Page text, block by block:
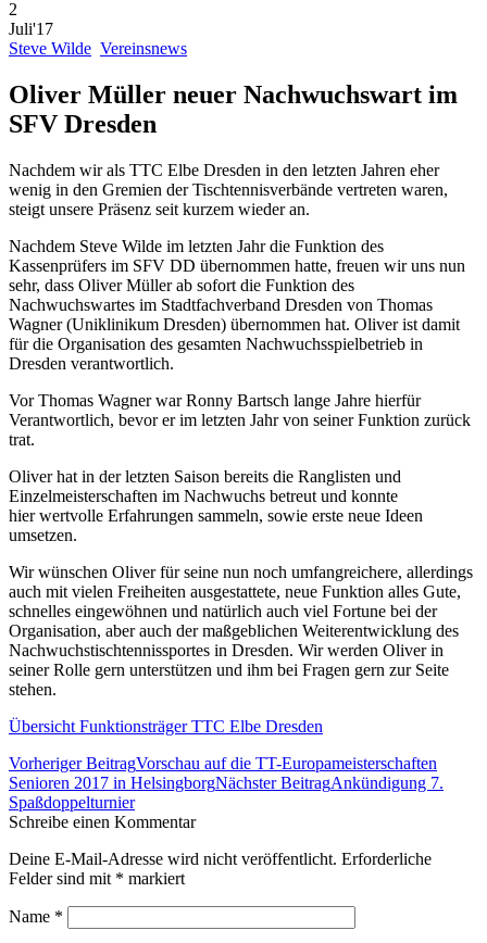
2
Juli'17
Steve Wilde Vereinsnews
Oliver Müller neuer Nachwuchswart im
SFV Dresden
Nachdem wir als TTC Elbe Dresden in den letzten Jahren eher
wenig in den Gremien der Tischtennisverbände vertreten waren,
steigt unsere Präsenz seit kurzem wieder an.
Nachdem Steve Wilde im letzten Jahr die Funktion des
Kassenprüfers im SFV DD übernommen hatte, freuen wir uns nun
sehr, dass Oliver Müller ab sofort die Funktion des
Nachwuchswartes im Stadtfachverband Dresden von Thomas
Wagner (Uniklinikum Dresden) übernommen hat. Oliver ist damit
für die Organisation des gesamten Nachwuchsspielbetrieb in
Dresden verantwortlich.
Vor Thomas Wagner war Ronny Bartsch lange Jahre hierfür
Verantwortlich, bevor er im letzten Jahr von seiner Funktion zurück
trat.
Oliver hat in der letzten Saison bereits die Ranglisten und
Einzelmeisterschaften im Nachwuchs betreut und konnte
hier wertvolle Erfahrungen sammeln, sowie erste neue Ideen
umsetzen.
Wir wünschen Oliver für seine nun noch umfangreichere, allerdings
auch mit vielen Freiheiten ausgestattete, neue Funktion alles Gute,
schnelles eingewöhnen und natürlich auch viel Fortune bei der
Organisation, aber auch der maßgeblichen Weiterentwicklung des
Nachwuchstischtennissportes in Dresden. Wir werden Oliver in
seiner Rolle gern unterstützen und ihm bei Fragen gern zur Seite
stehen.
Übersicht Funktionsträger TTC Elbe Dresden
Beitrags-
Navigation
Vorheriger BeitragVorschau auf die TT-Europameisterschaften
Senioren 2017 in HelsingborgNächster BeitragAnkündigung 7.
Spaßdoppelturnier
Schreibe einen Kommentar
Deine E-Mail-Adresse wird nicht veröffentlicht. Erforderliche
Felder sind mit * markiert
Name *